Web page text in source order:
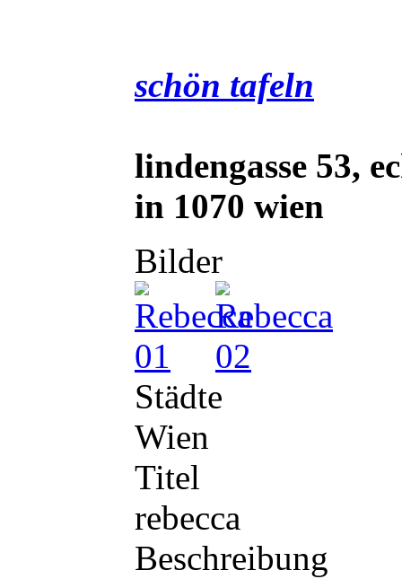
schön tafeln
lindengasse 53,
in 1070 wien
Bilder
Städte
Wien
Titel
rebecca
Beschreibung